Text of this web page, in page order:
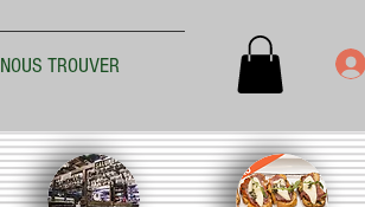
NOUS TROUVER